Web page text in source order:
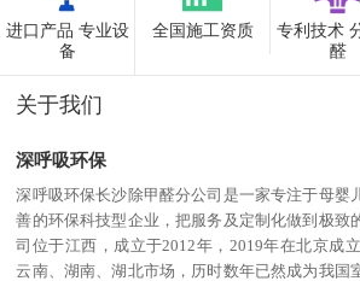
进口产品 专业设
备
全国施工资质
专利技术
醛
关于我们
深呼吸环保
深呼吸环保长沙除甲醛分公司是一家专注于母婴
善的环保科技型企业，把服务及定制化做到极致
司位于江西，成立于2012年，2019年在北京成
云南、湖南、湖北市场，历时数年已然成为我国